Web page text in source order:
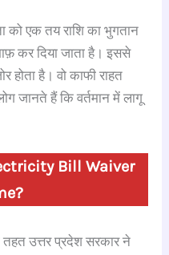
को एक तय राशि का भुगतान
कर दिया जाता है। इससे
है। वो काफी राहत
जानते हैं कि वर्तमान में लागू
Bill Waiver
उत्तर प्रदेश सरकार ने